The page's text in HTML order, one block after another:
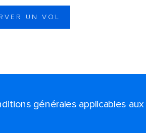
UN VOL
générales applicables